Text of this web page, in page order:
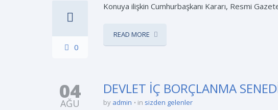
0
Konuya ilişkin Cumhurbaşkanı Kararı, Resmi
READ MORE
04
AĞU
DEVLET İÇ BORÇLANMA
by admin in sizden gelenler